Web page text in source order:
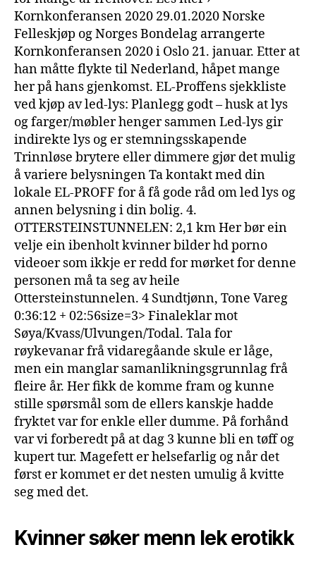
Kornkonferansen 2020 29.01.2020 Norske
Felleskjøp og Norges Bondelag arrangerte
Kornkonferansen 2020 i Oslo 21. januar. Etter at
han måtte flykte til Nederland, håpet mange
her på hans gjenkomst. EL-Proffens sjekkliste
ved kjøp av led-lys: Planlegg godt – husk at lys
og farger/møbler henger sammen Led-lys gir
indirekte lys og er stemningsskapende
Trinnløse brytere eller dimmere gjør det mulig
å variere belysningen Ta kontakt med din
lokale EL-PROFF for å få gode råd om led lys og
annen belysning i din bolig. 4.
OTTERSTEINSTUNNELEN: 2,1 km Her bør ein
velje ein ibenholt kvinner bilder hd porno
videoer som ikkje er redd for mørket for denne
personen må ta seg av heile
Ottersteinstunnelen. 4 Sundtjønn, Tone Vareg
0:36:12 + 02:56size=3> Finaleklar mot
Søya/Kvass/Ulvungen/Todal. Tala for
røykevanar frå vidaregåande skule er låge,
men ein manglar samanlikningsgrunnlag frå
fleire år. Her fikk de komme fram og kunne
stille spørsmål som de ellers kanskje hadde
fryktet var for enkle eller dumme. På forhånd
var vi forberedt på at dag 3 kunne bli en tøff og
kupert tur. Magefett er helsefarlig og når det
først er kommet er det nesten umulig å kvitte
seg med det.
Kvinner søker menn lek erotikk